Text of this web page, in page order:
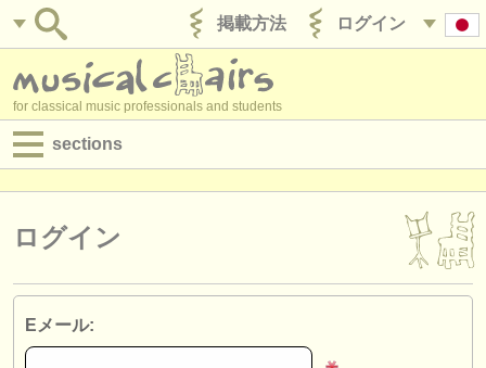
ログイン
掲載方法
for classical music professionals and students
sections
求人情報 (演奏関係の職)
求人情報 (管理者関連の職)
ログイン
Eメール: